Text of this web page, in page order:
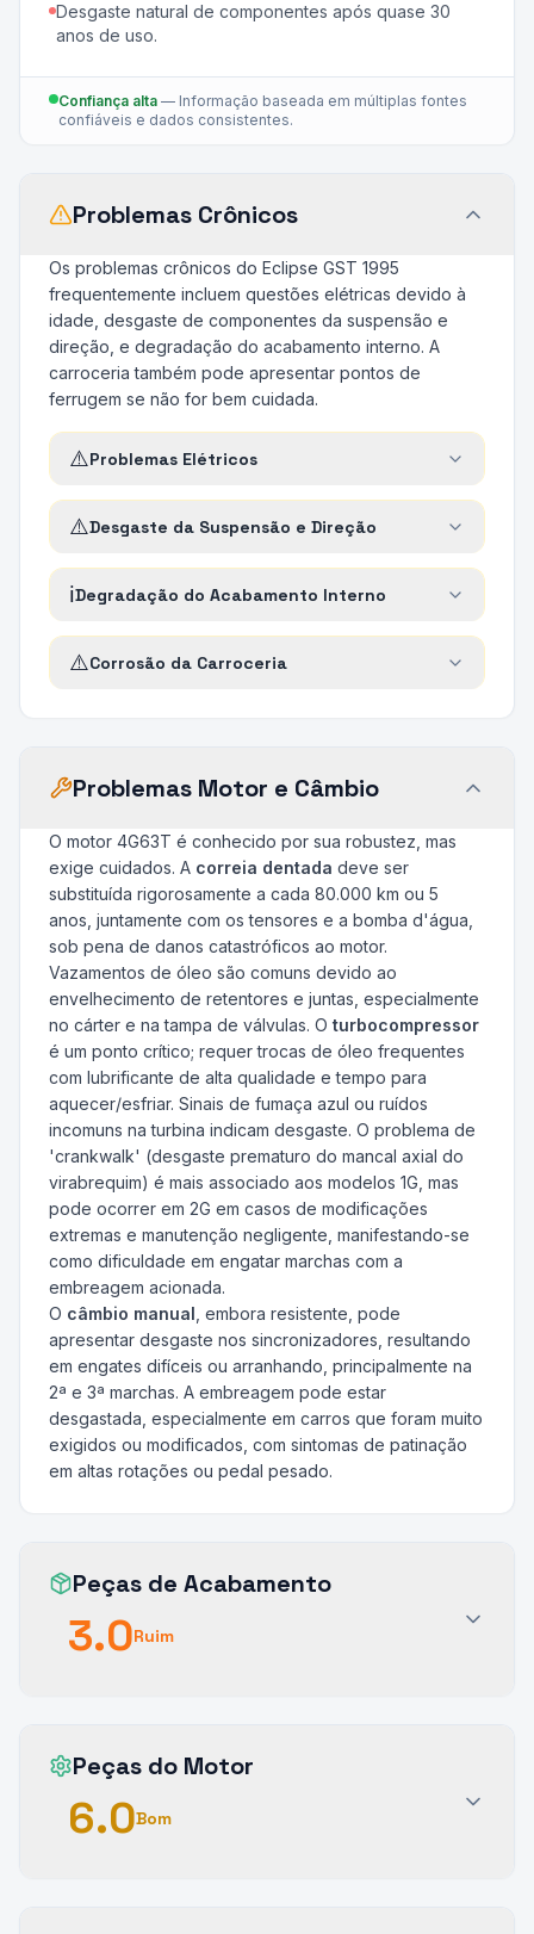
Desgaste natural de componentes após quase 30
anos de uso.
Confiança alta — Informação baseada em múltiplas fontes
confiáveis e dados consistentes.
Problemas Crônicos
Os problemas crônicos do Eclipse GST 1995
frequentemente incluem questões elétricas devido à
idade, desgaste de componentes da suspensão e
direção, e degradação do acabamento interno. A
carroceria também pode apresentar pontos de
ferrugem se não for bem cuidada.
⚠️Problemas Elétricos
⚠️Desgaste da Suspensão e Direção
ℹ️Degradação do Acabamento Interno
⚠️Corrosão da Carroceria
Problemas Motor e Câmbio
O motor 4G63T é conhecido por sua robustez, mas
exige cuidados. A correia dentada deve ser
substituída rigorosamente a cada 80.000 km ou 5
anos, juntamente com os tensores e a bomba d'água,
sob pena de danos catastróficos ao motor.
Vazamentos de óleo são comuns devido ao
envelhecimento de retentores e juntas, especialmente
no cárter e na tampa de válvulas. O turbocompressor
é um ponto crítico; requer trocas de óleo frequentes
com lubrificante de alta qualidade e tempo para
aquecer/esfriar. Sinais de fumaça azul ou ruídos
incomuns na turbina indicam desgaste. O problema de
'crankwalk' (desgaste prematuro do mancal axial do
virabrequim) é mais associado aos modelos 1G, mas
pode ocorrer em 2G em casos de modificações
extremas e manutenção negligente, manifestando-se
como dificuldade em engatar marchas com a
embreagem acionada.
O câmbio manual , embora resistente, pode
apresentar desgaste nos sincronizadores, resultando
em engates difíceis ou arranhando, principalmente na
2ª e 3ª marchas. A embreagem pode estar
desgastada, especialmente em carros que foram muito
exigidos ou modificados, com sintomas de patinação
em altas rotações ou pedal pesado.
Peças de Acabamento
3.0Ruim
Peças do Motor
6.0Bom